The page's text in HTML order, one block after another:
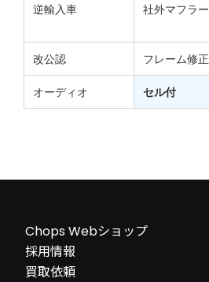
逆輸入車 社外マフラー
改公認 フレーム修正
オーディオ セル付
Chops Webショップ
採用情報
買取依頼